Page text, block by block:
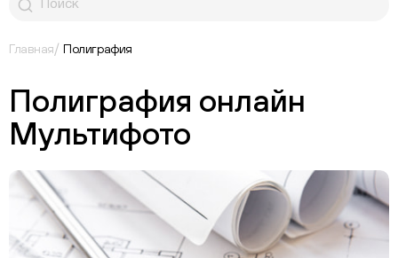
Главная Полиграфия
Полиграфия онлайн
Мультифото